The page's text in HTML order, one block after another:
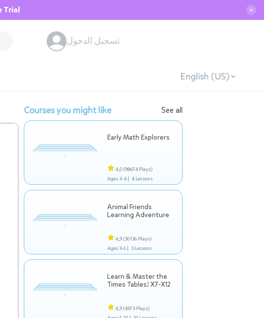
Trial ✕
تسجيل الدخول
English (US)
Courses you might like See all
Early Math Explorers
4,0 (98674 Plays)
Ages 3-4 | 4 Lessons
Animal Friends
Learning Adventure
4,9(30136 Plays)
Ages 3-6 | 3 Lessons
Learn & Master the
Times Tables! X7-X12
4,9(4973 Plays)